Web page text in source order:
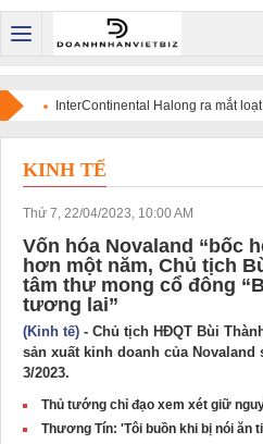
InterContinental Halong ra mắt
điểm đến di sản trên bản đồ du lịch
KINH TẾ
Thứ 7, 22/04/2023, 10:00 AM
Vốn hóa Novaland “bốc
hơn một năm, Chủ tịch
tâm thư mong cổ đông
tương lai”
(Kinh tế) - Chủ tịch HĐQT Bùi
sản xuất kinh doanh của
3/2023.
Thủ tướng chỉ đạo xem xét giữ
Thương Tín: 'Tôi buồn khi bị nói ăn